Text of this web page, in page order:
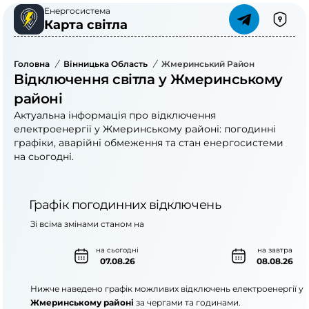
Енергосистема
Карта світла
Головна / Вінницька Область / Жмеринський Район
Відключення світла у Жмеринському
районі
Актуальна інформація про відключення
електроенергії у Жмеринському районі: погодинні
графіки, аварійні обмеження та стан енергосистеми
на сьогодні.
Графік погодинних відключень
на сьогодні
07.08.26
на завтра
08.08.26
Зі всіма змінами станом на
Нижче наведено графік можливих відключень електроенергії у
Жмеринському районі за чергами та годинами.